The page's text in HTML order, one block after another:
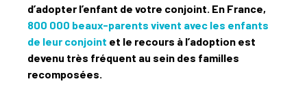
d’adopter l’enfant de votre conjoint. En France,
800 000 beaux-parents vivent avec les enfants
de leur conjoint et le recours à l’adoption est
devenu très fréquent au sein des familles
recomposées.